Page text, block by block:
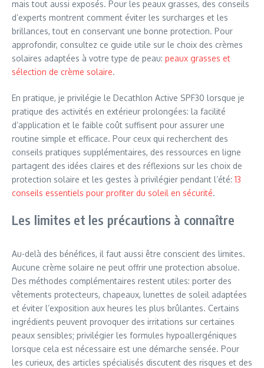
mais tout aussi exposés. Pour les peaux grasses, des conseils
d’experts montrent comment éviter les surcharges et les
brillances, tout en conservant une bonne protection. Pour
approfondir, consultez ce guide utile sur le choix des crèmes
solaires adaptées à votre type de peau: peaux grasses et
sélection de crème solaire.
En pratique, je privilégie le Decathlon Active SPF30 lorsque je
pratique des activités en extérieur prolongées: la facilité
d’application et le faible coût suffisent pour assurer une
routine simple et efficace. Pour ceux qui recherchent des
conseils pratiques supplémentaires, des ressources en ligne
partagent des idées claires et des réflexions sur les choix de
protection solaire et les gestes à privilégier pendant l’été: 13
conseils essentiels pour profiter du soleil en sécurité.
Les limites et les précautions à connaître
Au-delà des bénéfices, il faut aussi être conscient des limites.
Aucune crème solaire ne peut offrir une protection absolue.
Des méthodes complémentaires restent utiles: porter des
vêtements protecteurs, chapeaux, lunettes de soleil adaptées
et éviter l’exposition aux heures les plus brûlantes. Certains
ingrédients peuvent provoquer des irritations sur certaines
peaux sensibles; privilégier les formules hypoallergéniques
lorsque cela est nécessaire est une démarche sensée. Pour
les curieux, des articles spécialisés discutent des risques et des